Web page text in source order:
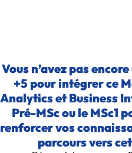
Vous n’avez pas
+5 pour intégrer ce
Analytics et Business
Pré-MSc ou le MSc1
renforcer vos
parcours vers